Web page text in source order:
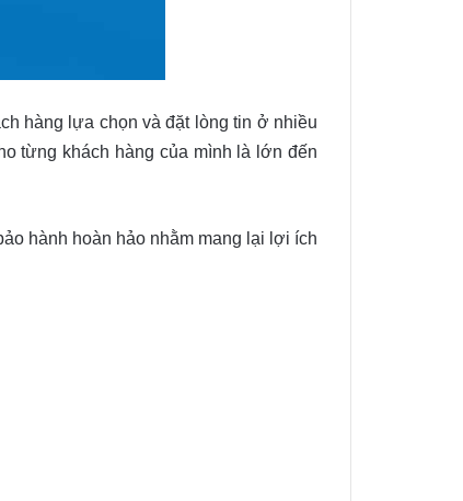
hàng lựa chọn và đặt lòng tin ở nhiều
từng khách hàng của mình là lớn đến
hành hoàn hảo nhằm mang lại lợi ích